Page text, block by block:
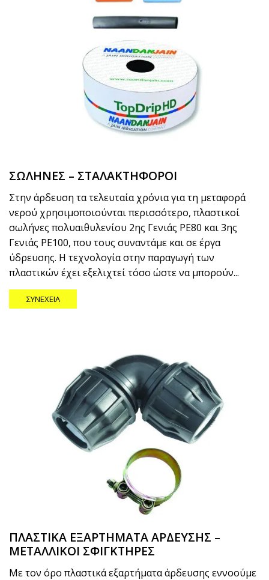
ΣΩΛΗΝΕΣ – ΣΤΑΛΑΚΤΗΦΟΡΟΙ
Στην άρδευση τα τελευταία χρόνια για τη μεταφορά
νερού χρησιμοποιούνται περισσότερο, πλαστικοί
σωλήνες πολυαιθυλενίου 2ης Γενιάς ΡΕ80 και 3ης
Γενιάς ΡΕ100, που τους συναντάμε και σε έργα
ύδρευσης. Η τεχνολογία στην παραγωγή των
πλαστικών έχει εξελιχτεί τόσο ώστε να μπορούν...
ΣΥΝΈΧΕΙΑ
ΠΛΑΣΤΙΚΑ ΕΞΑΡΤΗΜΑΤΑ ΑΡΔΕΥΣΗΣ –
ΜΕΤΑΛΛΙΚΟΙ ΣΦΙΓΚΤΗΡΕΣ
Με τον όρο πλαστικά εξαρτήματα άρδευσης εννοούμε